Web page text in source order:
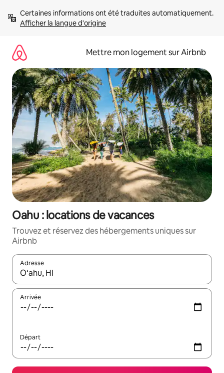
directement
Afficher la langue d'origine
Mettre mon logement sur Airbnb
Oahu : locations de vacances
Trouvez et réservez des hébergements uniques sur
Airbnb
Adresse
Lorsque les résultats s'affichent, utilisez les flèches vers le
Arrivée
Départ